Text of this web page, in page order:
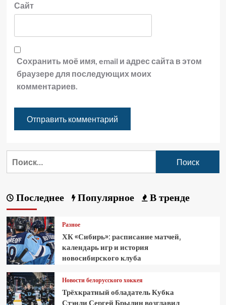
Сайт
Сохранить моё имя, email и адрес сайта в этом
браузере для последующих моих
комментариев.
Последнее Популярное В тренде
Разное
ХК «Сибирь»: расписание матчей,
календарь игр и история
новосибирского клуба
Новости белорусского хоккея
Трёхкратный обладатель Кубка
Стэнли Сергей Брылин возглавил